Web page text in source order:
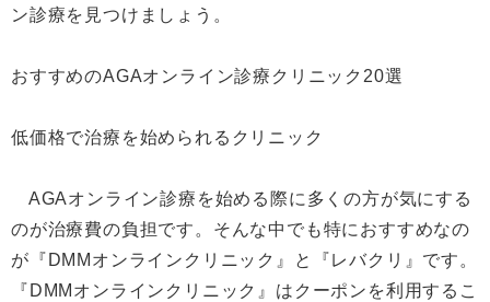
ン診療を見つけましょう。
おすすめのAGAオンライン診療クリニック20選
低価格で治療を始められるクリニック
AGAオンライン診療を始める際に多くの方が気にする
のが治療費の負担です。そんな中でも特におすすめなの
が『DMMオンラインクリニック』と『レバクリ』です。
『DMMオンラインクリニック』はクーポンを利用するこ